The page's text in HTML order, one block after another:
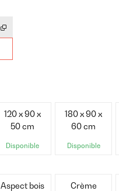
120 x 90 x
50 cm
Disponible
180 x 90 x
60 cm
Disponible
Aspect bois Crème